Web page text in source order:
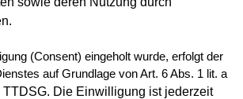
(Consent) eingeholt wurde, erfolgt der
auf Grundlage von Art. 6 Abs. 1 lit. a
TTDSG. Die Einwilligung ist jederzeit